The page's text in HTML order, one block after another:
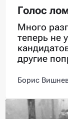
Голос
Много
теперь не
другие
Борис